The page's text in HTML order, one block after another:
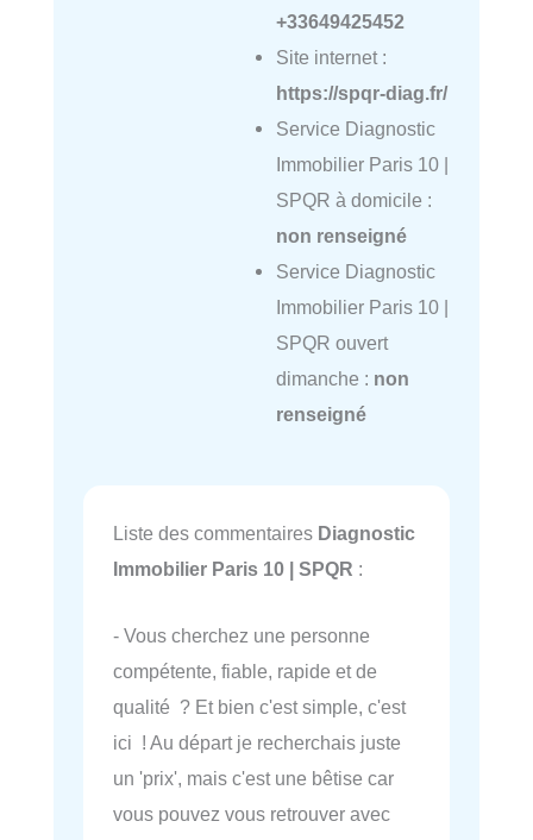
+33649425452
Site internet :
https://spqr-diag.fr/
Service Diagnostic
Immobilier Paris 10 |
SPQR à domicile :
non renseigné
Service Diagnostic
Immobilier Paris 10 |
SPQR ouvert
dimanche : non
renseigné
Liste des commentaires Diagnostic
Immobilier Paris 10 | SPQR :
- Vous cherchez une personne
compétente, fiable, rapide et de
qualité ? Et bien c'est simple, c'est
ici ! Au départ je recherchais juste
un 'prix', mais c'est une bêtise car
vous pouvez vous retrouver avec